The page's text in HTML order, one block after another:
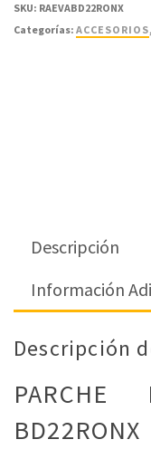
SKU: RAEVABD22RONX
Categorías: ACCESORIOS,
Descripción
Información
Descripción
BD22RONX